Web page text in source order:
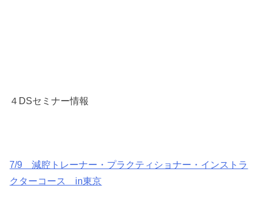
４DSセミナー情報
7/9 減腔トレーナー・プラクティショナー・インストラ
クターコース in東京